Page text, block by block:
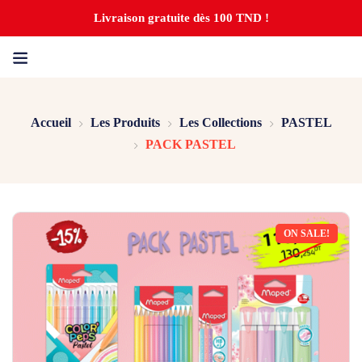
Livraison gratuite dès 100 TND !
Accueil Les Produits Les Collections
PASTEL
PACK PASTEL
ON SALE!